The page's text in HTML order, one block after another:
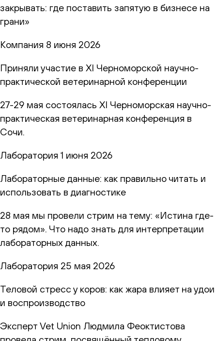
закрывать: где поставить запятую в бизнесе на
грани»
Компания 8 июня 2026
Приняли участие в XI Черноморской научно-
практической ветеринарной конференции
27-29 мая состоялась XI Черноморская научно-
практическая ветеринарная конференция в
Сочи.
Лаборатория 1 июня 2026
Лабораторные данные: как правильно читать и
использовать в диагностике
28 мая мы провели стрим на тему: «Истина где-
то рядом». Что надо знать для интерпретации
лабораторных данных.
Лаборатория 25 мая 2026
Теловой стресс у коров: как жара влияет на удои
и воспроизводство
Эксперт Vet Union Людмила Феоктистова